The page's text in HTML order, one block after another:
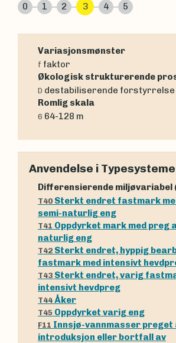
0
1 2 3 4 5
Variasjonsmønster
f faktor
Økologisk strukturerende
D destabiliserende forstyrrelse
Romlig skala
6 64-128 m
Anvendelse i
Differensierende miljøvariabel
T40 Sterkt endret fastmark
semi-naturlig eng
T41 Oppdyrket mark med preg
naturlig eng
T42 Sterkt endret, hyppig
fastmark med intensivt
T43 Sterkt endret, varig
intensivt hevdpreg
T44 Åker
T45 Oppdyrket varig eng
F11 Innsjø-vannmasser preget
introduksjon eller bortfall av